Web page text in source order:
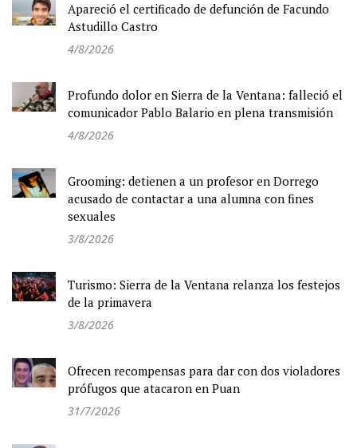
Apareció el certificado de defunción de Facundo
Astudillo Castro
4/8/2026
Profundo dolor en Sierra de la Ventana: falleció el
comunicador Pablo Balario en plena transmisión
4/8/2026
Grooming: detienen a un profesor en Dorrego
acusado de contactar a una alumna con fines
sexuales
3/8/2026
Turismo: Sierra de la Ventana relanza los festejos
de la primavera
3/8/2026
Ofrecen recompensas para dar con dos violadores
prófugos que atacaron en Puan
31/7/2026